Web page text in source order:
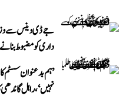
جے ڈی وینس سے
داری کو مضبوط
’ہم بدعنوان سسٹم
نہیں‘، راہل